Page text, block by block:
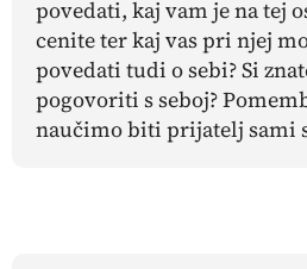
povedati, kaj vam je na tej
cenite ter kaj vas pri njej
povedati tudi o sebi? Si
pogovoriti s seboj?
naučimo biti prijatelj sami